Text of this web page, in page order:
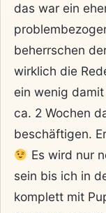
das war ein
beherrschen
wirklich die
ein wenig
ca. 2 Wochen
beschäftigen.
Es wird nur
sein bis ich in
komplett mit